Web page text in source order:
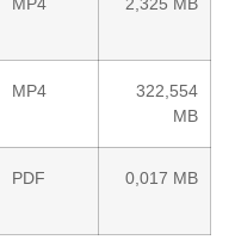
MP4 2,325 MB
MP4
322,554
MB
PDF 0,017 MB